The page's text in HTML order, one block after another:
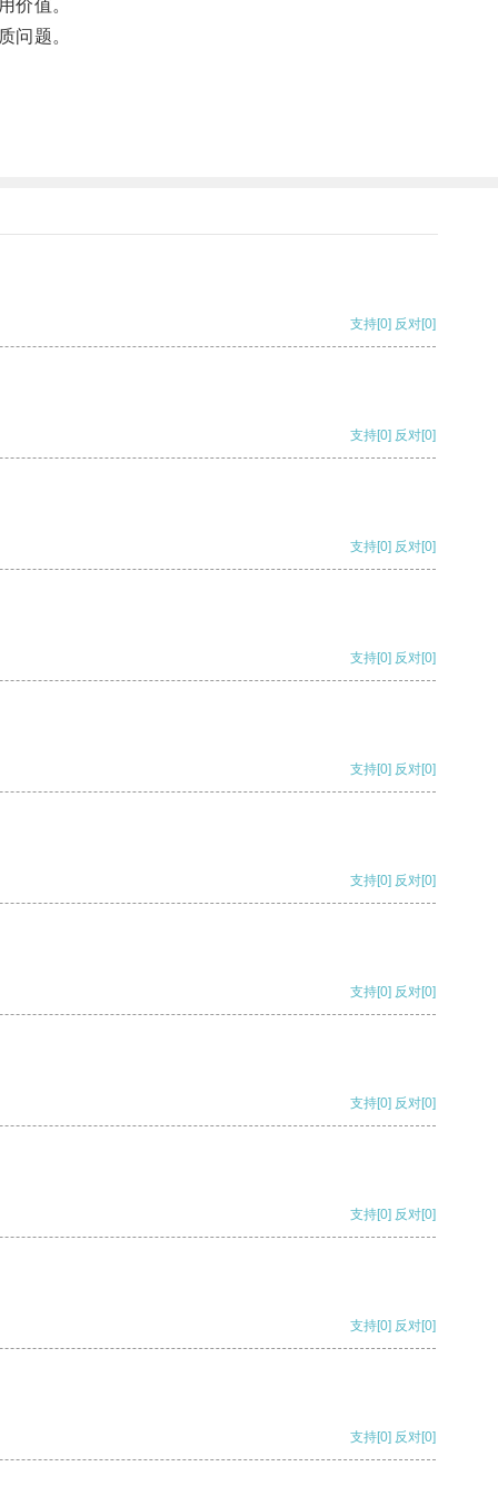
价值。
问题。
支持[0] 反对[0]
支持[0] 反对[0]
支持[0] 反对[0]
支持[0] 反对[0]
支持[0] 反对[0]
支持[0] 反对[0]
支持[0] 反对[0]
支持[0] 反对[0]
支持[0] 反对[0]
支持[0] 反对[0]
支持[0] 反对[0]